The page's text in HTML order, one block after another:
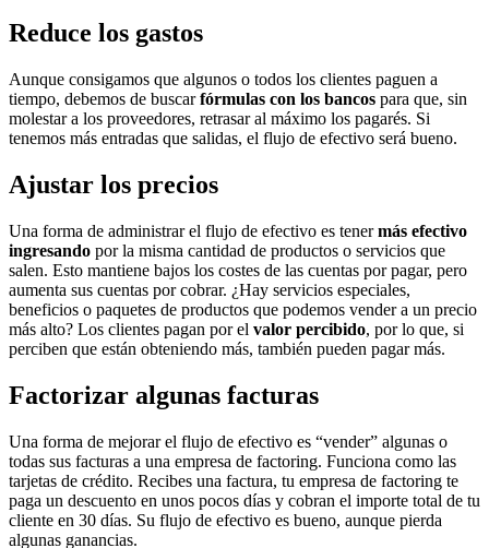
Reduce los gastos
Aunque consigamos que algunos o todos los clientes paguen a
tiempo, debemos de buscarfórmulas con los bancos para que, sin
molestar a los proveedores, retrasar al máximo los pagarés. Si
tenemos más entradas que salidas, el flujo de efectivo será bueno.
Ajustar los precios
Una forma de administrar el flujo de efectivo es tenermás efectivo
ingresando por la misma cantidad de productos o servicios que
salen. Esto mantiene bajos los costes de las cuentas por pagar, pero
aumenta sus cuentas por cobrar. ¿Hay servicios especiales,
beneficios o paquetes de productos que podemos vender a un precio
más alto? Los clientes pagan por el valor percibido, por lo que, si
perciben que están obteniendo más, también pueden pagar más.
Factorizar algunas facturas
Una forma de mejorar el flujo de efectivo es “vender” algunas o
todas sus facturas a una empresa de factoring. Funciona como las
tarjetas de crédito. Recibes una factura, tu empresa de factoring te
paga un descuento en unos pocos días y cobran el importe total de tu
cliente en 30 días. Su flujo de efectivo es bueno, aunque pierda
algunas ganancias.